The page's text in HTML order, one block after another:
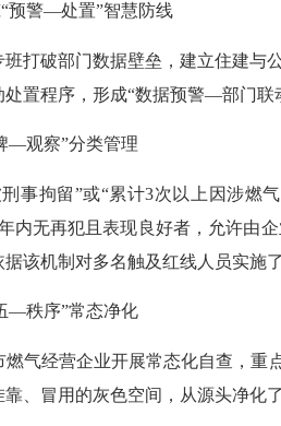
警—处置”智慧防线
破部门数据壁垒，建立住建与
置程序，形成“数据预警—部门
观察”分类管理
拘留”或“累计3次以上因涉燃气
内无再犯且表现良好者，允许由
该机制对多名触及红线人员实施
秩序”常态净化
经营企业开展常态化自查，重点
、冒用的灰色空间，从源头净化